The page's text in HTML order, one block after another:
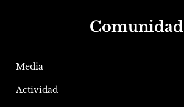
Comunidad
Media
Actividad